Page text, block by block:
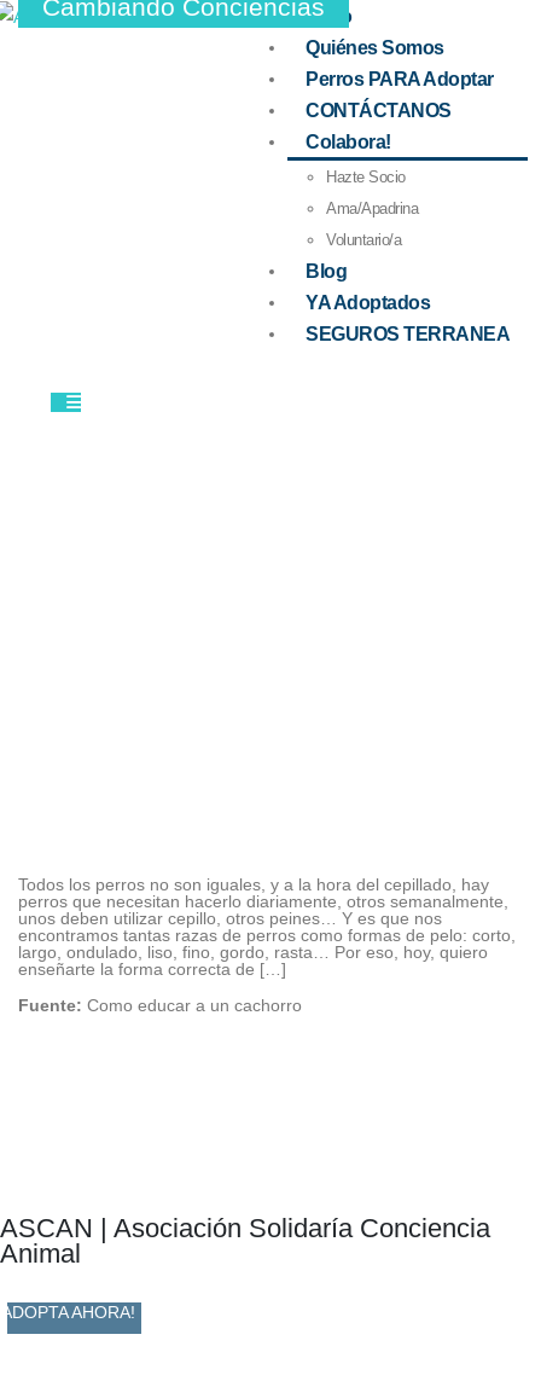
Inicio
Quiénes Somos
Perros PARA Adoptar
CONTÁCTANOS
Colabora!
Hazte Socio
Ama/Apadrina
Voluntario/a
Blog
YA Adoptados
SEGUROS TERRANEA
Todos los perros no son iguales, y a la hora del cepillado, hay
perros que necesitan hacerlo diariamente, otros semanalmente,
unos deben utilizar cepillo, otros peines… Y es que nos
encontramos tantas razas de perros como formas de pelo: corto,
largo, ondulado, liso, fino, gordo, rasta… Por eso, hoy, quiero
enseñarte la forma correcta de […]
Fuente: Como educar a un cachorro
Cambiando Conciencias
ASCAN | Asociación Solidaría Conciencia
Animal
ADOPTA AHORA!